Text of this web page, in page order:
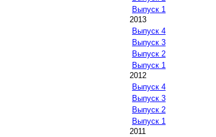
Выпуск 1
2013
Выпуск 4
Выпуск 3
Выпуск 2
Выпуск 1
2012
Выпуск 4
Выпуск 3
Выпуск 2
Выпуск 1
2011